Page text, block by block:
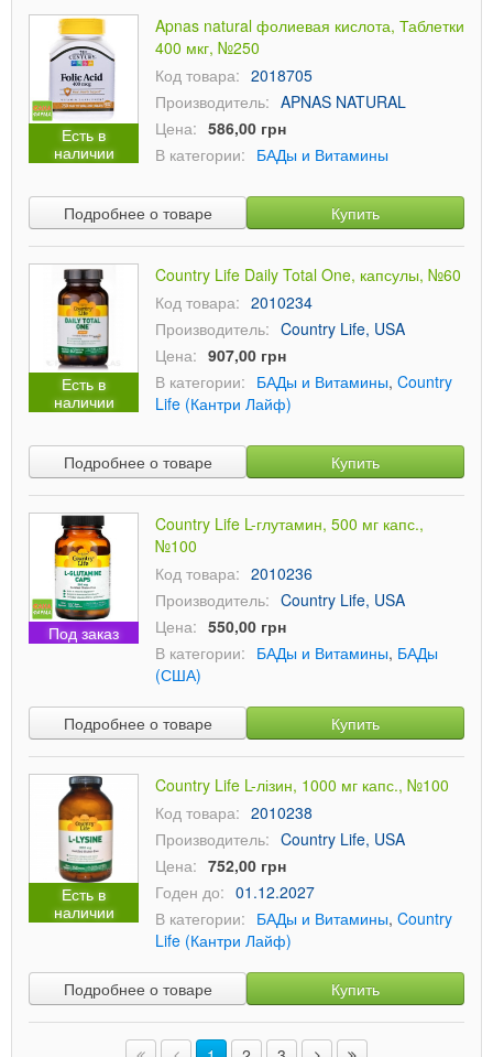
Есть в
наличии
Apnas natural фолиевая кислота, Таблетки
400 мкг, №250
Код товара: 2018705
Производитель: APNAS NATURAL
Цена: 586,00 грн
В категории: БАДы и Витамины
Подробнее о товаре Купить
Есть в
наличии
Country Life Daily Total One, капсулы, №60
Код товара: 2010234
Производитель: Country Life, USA
Цена: 907,00 грн
В категории: БАДы и Витамины, Country
Life (Кантри Лайф)
Подробнее о товаре Купить
Под заказ
Country Life L-глутамин, 500 мг капс.,
№100
Код товара: 2010236
Производитель: Country Life, USA
Цена: 550,00 грн
В категории: БАДы и Витамины, БАДы
(США)
Подробнее о товаре Купить
Есть в
наличии
Country Life L-лізин, 1000 мг капс., №100
Код товара: 2010238
Производитель: Country Life, USA
Цена: 752,00 грн
Годен до: 01.12.2027
В категории: БАДы и Витамины, Country
Life (Кантри Лайф)
Подробнее о товаре Купить